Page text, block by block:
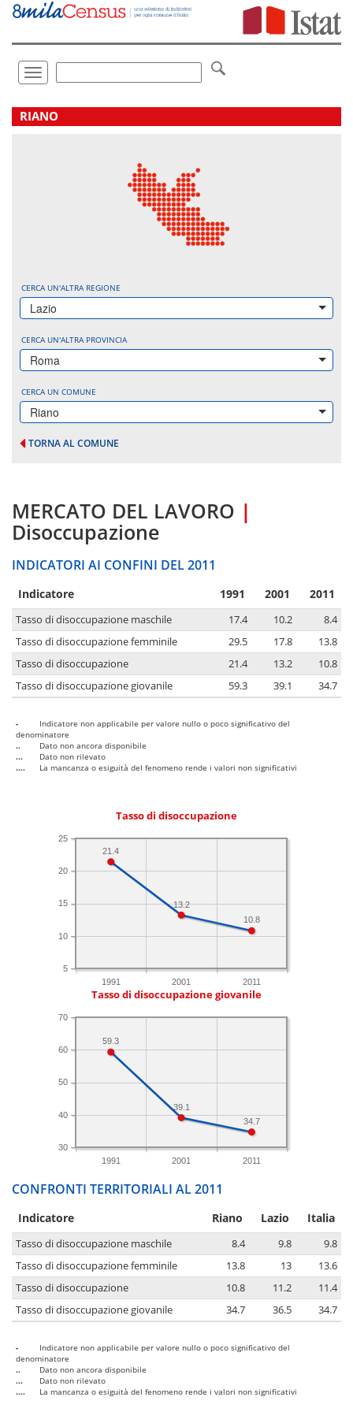
Vai
direttamente
Toggle
navigation
.
RIANO
CERCA UN'ALTRA REGIONE
Lazio
CERCA UN'ALTRA PROVINCIA
Roma
CERCA UN COMUNE
Riano
TORNA AL COMUNE
MERCATO DEL LAVORO |
Disoccupazione
INDICATORI AI CONFINI DEL 2011
Indicatore 1991 2001 2011
Tasso di disoccupazione maschile 17.4 10.2
8.4
Tasso di disoccupazione femminile
29.5 17.8
13.8
Tasso di disoccupazione
21.4 13.2
10.8
Tasso di disoccupazione giovanile
59.3 39.1 34.7
-
Indicatore non applicabile per valore nullo o poco significativo del
denominatore
..
Dato non ancora disponibile
...
Dato non rilevato
....
La mancanza o esiguità del fenomeno rende i valori non significativi
Tasso di disoccupazione
1991 2001 2011
5
10
15
20
25
10.8
13.2
21.4
Tasso di disoccupazione giovanile
1991 2001 2011
30
40
50
60
70
34.7
39.1
59.3
CONFRONTI TERRITORIALI AL 2011
Indicatore Riano Lazio Italia
Tasso di disoccupazione maschile 8.4 9.8
9.8
Tasso di disoccupazione femminile
13.8 13
13.6
Tasso di disoccupazione
10.8 11.2
11.4
Tasso di disoccupazione giovanile
34.7 36.5 34.7
-
Indicatore non applicabile per valore nullo o poco significativo del
denominatore
..
Dato non ancora disponibile
...
Dato non rilevato
....
La mancanza o esiguità del fenomeno rende i valori non significativi